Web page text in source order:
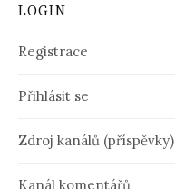
LOGIN
Registrace
Přihlásit se
Zdroj kanálů (příspěvky)
Kanál komentářů